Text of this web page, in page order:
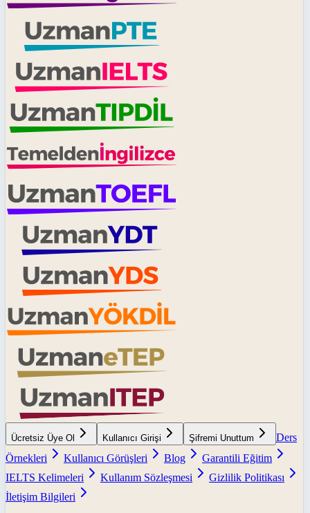
Ücretsiz Üye Ol Kullanıcı Girişi Şifremi Unuttum
Ders
Örnekleri
Kullanıcı Görüşleri Blog
Garantili Eğitim
IELTS Kelimeleri
Kullanım Sözleşmesi
Gizlilik Politikası
İletişim Bilgileri